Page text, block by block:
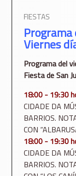
FIESTAS
Programa
Viernes
Programa del
Fiesta de San
18:00 - 19:30
CIDADE DA
BARRIOS.
CON
18:00 - 19:30
CIDADE DA
BARRIOS.